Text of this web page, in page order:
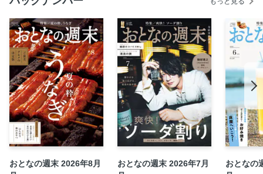
声優・茅野愛衣のほろ酔い日記 「コヨイのカヤノ」Vol.67
通販企画 おとなの週末 お取り寄せ倶楽部 「うま辛グル
メ」
特集２ 創刊25周年特別企画 本誌スタッフが選んだ 未来
に遺したい「あの店のひと皿」
ラズウェル細木 「たまGo！」Vol.48
磯部寛之 「酔滴のラダー」Vol.48
ワンダートリップ 熊野古道 中辺路 甦りの道を往く
のおやつ
おとなの週末 2026年8月
おとなの週末 2026年7月
おとなの